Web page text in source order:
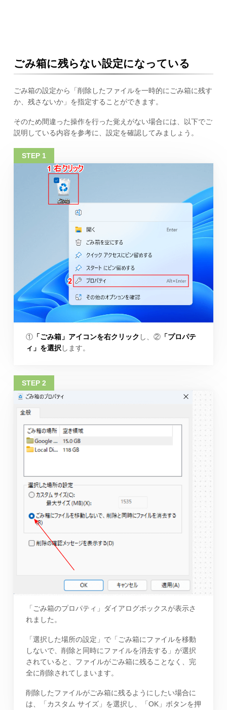
ごみ箱に残らない設定になっている
ごみ箱の設定から「削除したファイルを一時的にごみ箱に残す
か、残さないか」を指定することができます。
そのため間違った操作を行った覚えがない場合には、以下でご
説明している内容を参考に、設定を確認してみましょう。
①「ごみ箱」アイコンを右クリック し、②「プロパテ
ィ」を選択 します。
「ごみ箱のプロパティ」ダイアログボックスが表示さ
れました。
「選択した場所の設定」で「ごみ箱にファイルを移動
しないで、削除と同時にファイルを消去する」が選択
されていると、ファイルがごみ箱に残ることなく、完
全に削除されてしまいます。
削除したファイルがごみ箱に残るようにしたい場合に
は、「カスタム サイズ」を選択し、「OK」ボタンを押